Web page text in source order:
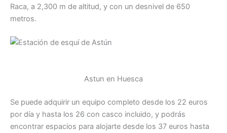
Raca, a 2,300 m de altitud, y con un desnivel de 650
metros.
Astun en Huesca
Se puede adquirir un equipo completo desde los 22 euros
por día y hasta los 26 con casco incluido, y podrás
encontrar espacios para alojarte desde los 37 euros hasta